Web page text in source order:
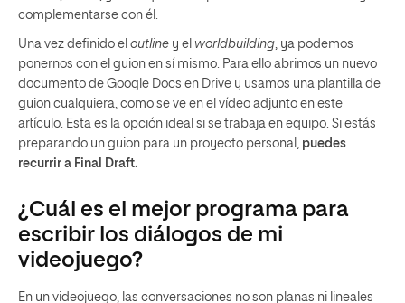
complementarse con él.
Una vez definido el outline y el worldbuilding , ya podemos
ponernos con el guion en sí mismo. Para ello abrimos un nuevo
documento de Google Docs en Drive y usamos una plantilla de
guion cualquiera, como se ve en el vídeo adjunto en este
artículo. Esta es la opción ideal si se trabaja en equipo. Si estás
preparando un guion para un proyecto personal, puedes
recurrir a Final Draft.
¿Cuál es el mejor programa para
escribir los diálogos de mi
videojuego?
En un videojuego, las conversaciones no son planas ni lineales